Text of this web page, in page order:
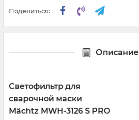
Поделиться:
Описание
Светофильтр для
сварочной маски
Mächtz MWH-3126 S PRO